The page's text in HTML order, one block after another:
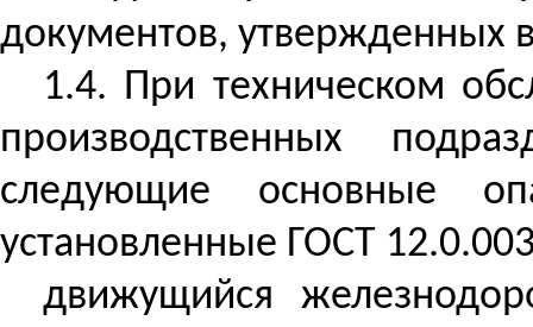
документов, утвержденных
1.4. При техническом
производственных
следующие основные
установленные ГОСТ
движущийся